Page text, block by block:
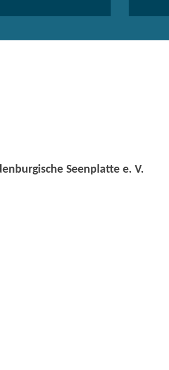
Seenplatte e. V.